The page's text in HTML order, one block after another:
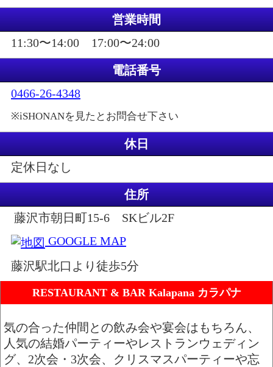
営業時間
11:30〜14:00 17:00〜24:00
電話番号
0466-26-4348
※iSHONANを見たとお問合せ下さい
休日
定休日なし
住所
藤沢市朝日町15-6 SKビル2F
GOOGLE MAP
藤沢駅北口より徒歩5分
RESTAURANT & BAR Kalapana カラパナ
気の合った仲間との飲み会や宴会はもちろん、
人気の結婚パーティーやレストランウェディン
グ、2次会・3次会、クリスマスパーティーや忘